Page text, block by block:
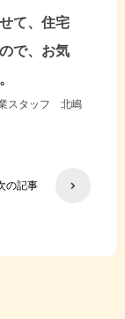
て、住宅
で、お気
スタッフ 北嶋
の記事